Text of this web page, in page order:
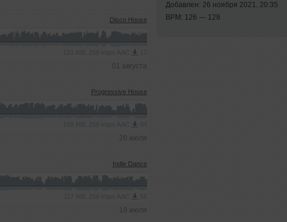
Disco House
01 августа
Progressive House
20 июля
Indie Dance
18 июля
Добавлен: 26 ноября 2021, 20:35
BPM: 126 — 128